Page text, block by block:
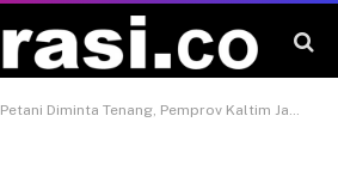
Petani Diminta Tenang, Pemprov Kaltim Jamin Kesejahteraan Petani dan Kestabilan harga Sawit